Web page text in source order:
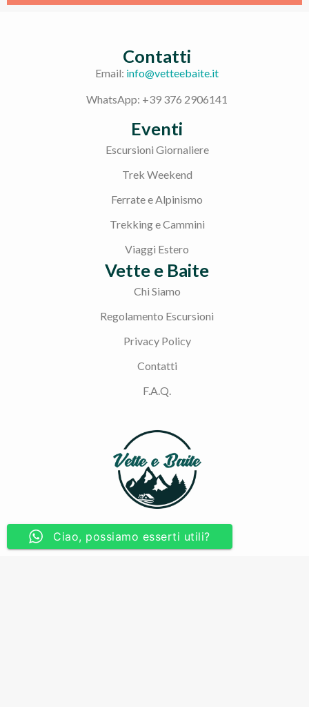
Eventi
Escursioni Giornaliere
Trek Weekend
Ferrate e Alpinismo
Trekking e Cammini
Viaggi Estero
Vette e Baite
Chi Siamo
Regolamento Escursioni
Privacy Policy
Contatti
F.A.Q.
Contatti
Email: info@vetteebaite.it
WhatsApp: +39 376 2906141
Ciao, possiamo esserti utili?